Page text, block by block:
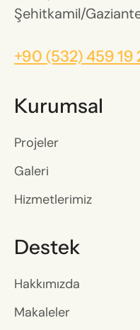
Şehitkamil/
+90 (532) 459 19
Kurumsal
Projeler
Galeri
Hizmetlerimiz
Destek
Hakkımızda
Makaleler